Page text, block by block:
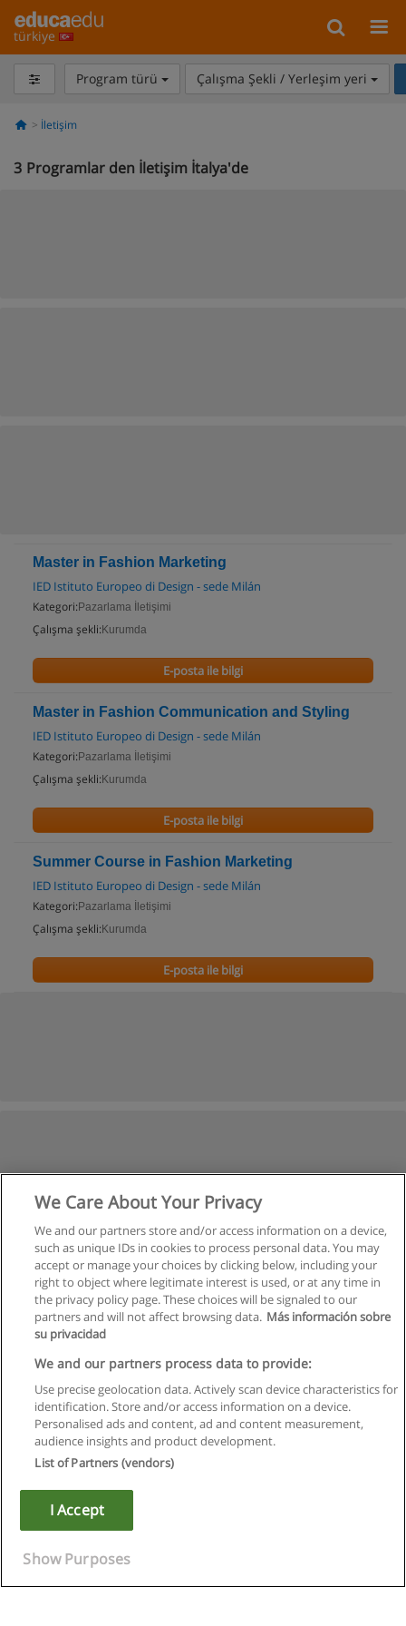
türkiye
Program türü Çalışma Şekli / Yerleşim yeri
İletişim
3 Programlar den İletişim İtalya'de
Master in Fashion Marketing
IED Istituto Europeo di Design - sede Milán
Kategori: Pazarlama İletişimi
Çalışma şekli: Kurumda
E-posta ile bilgi
Master in Fashion Communication and Styling
IED Istituto Europeo di Design - sede Milán
Kategori: Pazarlama İletişimi
Çalışma şekli: Kurumda
E-posta ile bilgi
Summer Course in Fashion Marketing
IED Istituto Europeo di Design - sede Milán
Kategori: Pazarlama İletişimi
Çalışma şekli: Kurumda
E-posta ile bilgi
Kullanım koşulları
Gizlilik politikası
Copyright © Educaedu Business S.L. - CIF : B-95610580: -
We Care About Your Privacy
We and our partners store and/or access information on a device,
such as unique IDs in cookies to process personal data. You may
accept or manage your choices by clicking below, including your
right to object where legitimate interest is used, or at any time in
the privacy policy page. These choices will be signaled to our
partners and will not affect browsing data. Más información sobre
su privacidad
We and our partners process data to provide:
Use precise geolocation data. Actively scan device characteristics for
identification. Store and/or access information on a device.
Personalised ads and content, ad and content measurement,
audience insights and product development.
List of Partners (vendors)
I Accept
Show Purposes